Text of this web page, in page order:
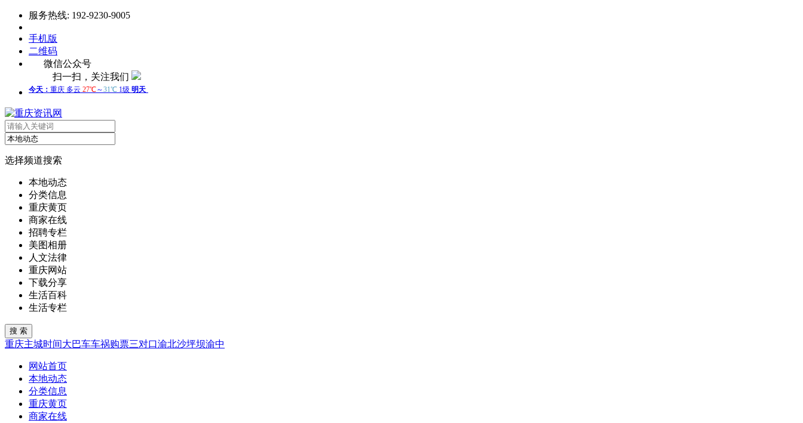
服务热线: 192-9230-9005
手机版
二维码
微信公众号
扫一扫，关注我们
选择频道搜索
本地动态
分类信息
重庆黄页
商家在线
招聘专栏
美图相册
人文法律
重庆网站
下载分享
生活百科
生活专栏
重庆主城时间大巴车车祸购票三对口渝北沙坪坝渝中
网站首页
本地动态
分类信息
重庆黄页
商家在线